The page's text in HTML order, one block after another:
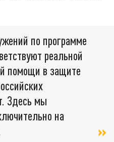
по программе
реальной
помощи в защите
Здесь мы
на